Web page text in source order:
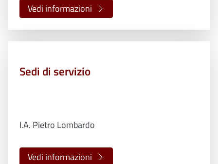
Vedi informazioni
Sedi di servizio
I.A. Pietro Lombardo
Vedi informazioni